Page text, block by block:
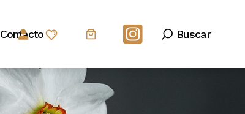
Contacto Buscar